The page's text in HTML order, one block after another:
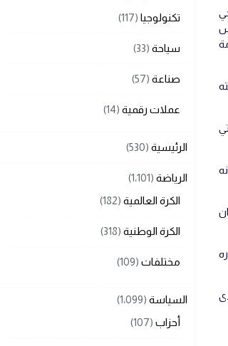
تكنولوجيا (117)
سياحة (33)
صناعة (57)
عملات رقمية (14)
الرئيسية (530)
الرياضة (1٬101)
الكرة العالمية (182)
الكرة الوطنية (318)
مختلفات (109)
السياسة (1٬099)
أحزاب (107)